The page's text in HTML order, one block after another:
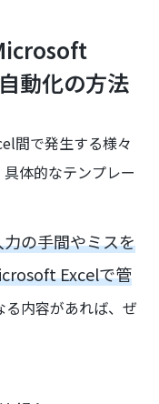
動化の方法
間で発生する様々
体的なテンプレー
の手間やミスを
Excelで管
る内容があれば、ぜ